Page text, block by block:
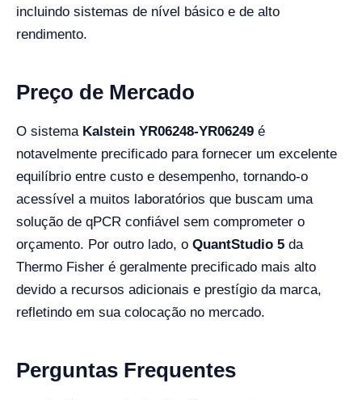
incluindo sistemas de nível básico e de alto
rendimento.
Preço de Mercado
O sistema Kalstein YR06248-YR06249 é
notavelmente precificado para fornecer um excelente
equilíbrio entre custo e desempenho, tornando-o
acessível a muitos laboratórios que buscam uma
solução de qPCR confiável sem comprometer o
orçamento. Por outro lado, o QuantStudio 5 da
Thermo Fisher é geralmente precificado mais alto
devido a recursos adicionais e prestígio da marca,
refletindo em sua colocação no mercado.
Perguntas Frequentes